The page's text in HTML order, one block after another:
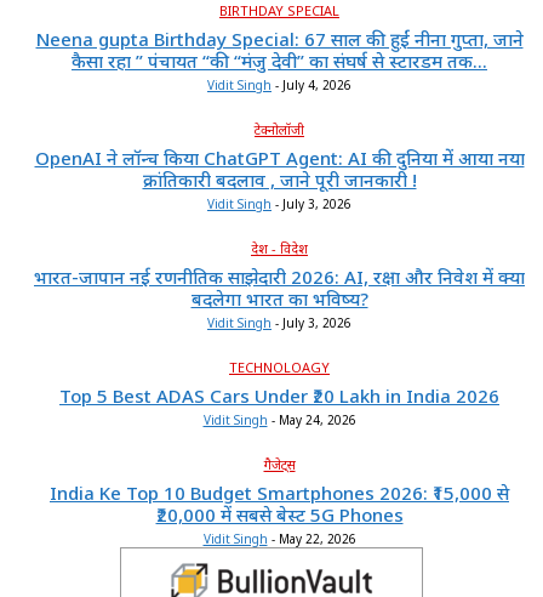
BIRTHDAY SPECIAL
Neena gupta Birthday Special: 67 साल की हुईं नीना गुप्ता, जाने
कैसा रहा ” पंचायत “की “मंजु देवी” का संघर्ष से स्टारडम तक...
Vidit Singh - July 4, 2026
टेक्नोलॉजी
OpenAI ने लॉन्च किया ChatGPT Agent: AI की दुनिया में आया नया
क्रांतिकारी बदलाव , जाने पूरी जानकारी !
Vidit Singh - July 3, 2026
देश - विदेश
भारत-जापान नई रणनीतिक साझेदारी 2026: AI, रक्षा और निवेश में क्या
बदलेगा भारत का भविष्य?
Vidit Singh - July 3, 2026
TECHNOLOAGY
Top 5 Best ADAS Cars Under ₹20 Lakh in India 2026
Vidit Singh - May 24, 2026
गैजेट्स
India Ke Top 10 Budget Smartphones 2026: ₹15,000 से
₹20,000 में सबसे बेस्ट 5G Phones
Vidit Singh - May 22, 2026